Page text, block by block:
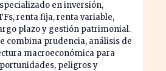
en inversión,
renta fija, renta variable,
plazo y gestión patrimonial.
combina prudencia, análisis de
macroeconómica para
peligros y